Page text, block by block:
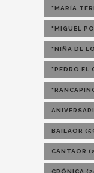
"MARÍA
"MIGUEL
"NIÑA DE
"PEDRO EL
BAILAOR
CANTAOR
CRÓNICA